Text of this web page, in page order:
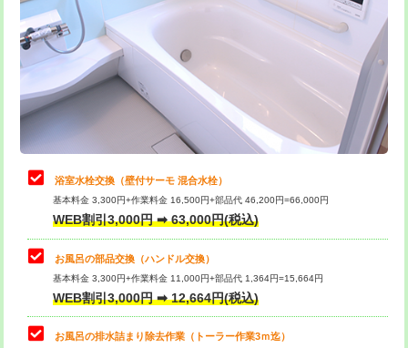
カメラ調査 33,000円
桝清掃 8,800円
止水・漏水調査・防水処理・清掃・修
理・調整・分解・加工など（軽作業）
止水・漏水調査・防水処理・清掃・修
理・調整・分解・加工など（中作業）
22,000円
止水・漏水調査・防水処理・清掃・修
理・調整・分解・加工など（重作業）
33,000円
トイレタンク脱着
トイレ便器脱着
タンクレストイレ脱着 33,000円
浴室水栓交換（壁付サーモ 混合水栓）
基本料金 3,300円+作業料金 16,500円+部品代 46,200円=66,000円
WEB割引3,000円 ➡ 63,000円(税込)
お風呂の部品交換（ハンドル交換）
基本料金 3,300円+作業料金 11,000円+部品代 1,364円=15,664円
WEB割引3,000円 ➡ 12,664円(税込)
お風呂の排水詰まり除去作業（トーラー作業3ｍ迄）